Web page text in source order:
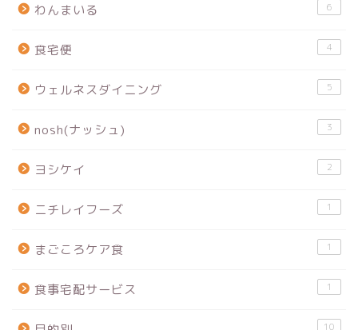
わんまいる 6
食宅便 4
ウェルネスダイニング 5
nosh(ナッシュ) 3
ヨシケイ 2
ニチレイフーズ 1
まごころケア食 1
食事宅配サービス 1
10